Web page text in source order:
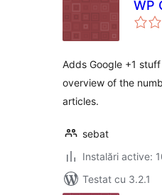
WP
Adds Google +1
overview of the
articles.
sebat
Instalări active:
Testat cu 3.2.1